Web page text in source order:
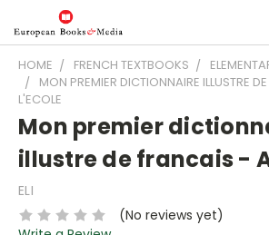
HOME FRENCH TEXTBOOKS
MON PREMIER DICTIONNAIRE ILLUSTRE
L'ECOLE
Mon premier
illustre de francais -
ELI
(No reviews yet)